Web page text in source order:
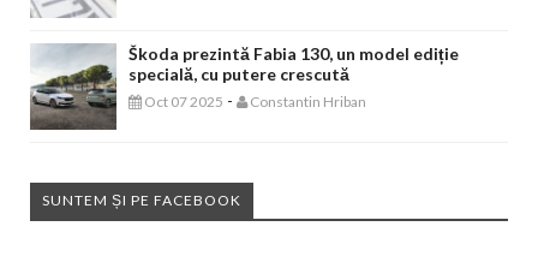
Škoda prezintă Fabia 130, un model ediție
specială, cu putere crescută
Oct 07 2025 - Constantin Hriban
SUNTEM ȘI PE FACEBOOK